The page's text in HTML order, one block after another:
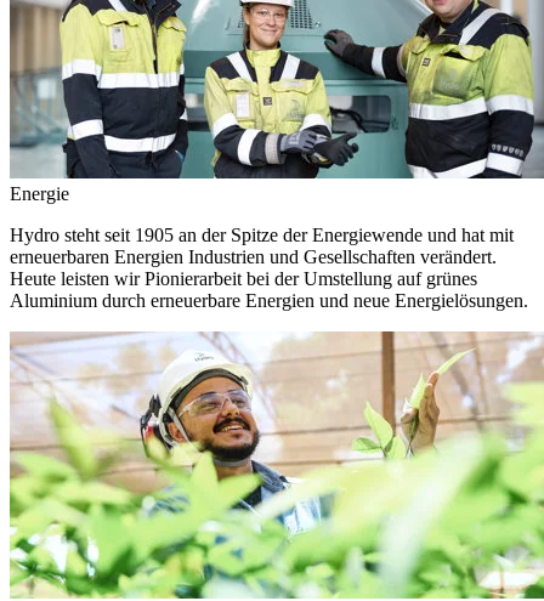
Energie
Hydro steht seit 1905 an der Spitze der Energiewende und hat mit
erneuerbaren Energien Industrien und Gesellschaften verändert.
Heute leisten wir Pionierarbeit bei der Umstellung auf grünes
Aluminium durch erneuerbare Energien und neue Energielösungen.